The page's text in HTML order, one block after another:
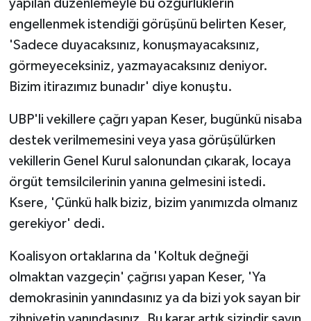
yapılan düzenlemeyle bu özgürlüklerin
engellenmek istendiği görüşünü belirten Keser,
'Sadece duyacaksınız, konuşmayacaksınız,
görmeyeceksiniz, yazmayacaksınız deniyor.
Bizim itirazımız bunadır' diye konuştu.
UBP'li vekillere çağrı yapan Keser, bugünkü nisaba
destek verilmemesini veya yasa görüşülürken
vekillerin Genel Kurul salonundan çıkarak, locaya
örgüt temsilcilerinin yanına gelmesini istedi.
Ksere, 'Çünkü halk biziz, bizim yanımızda olmanız
gerekiyor' dedi.
Koalisyon ortaklarına da 'Koltuk değneği
olmaktan vazgeçin' çağrısı yapan Keser, 'Ya
demokrasinin yanındasınız ya da bizi yok sayan bir